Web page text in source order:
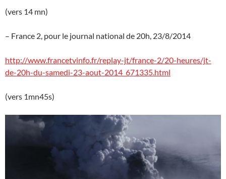
(vers 14 mn)
– France 2, pour le journal national de 20h, 23/8/2014
http://www.francetvinfo.fr/replay-jt/france-2/20-heures/jt-
de-20h-du-samedi-23-aout-2014_671335.html
(vers 1mn45s)